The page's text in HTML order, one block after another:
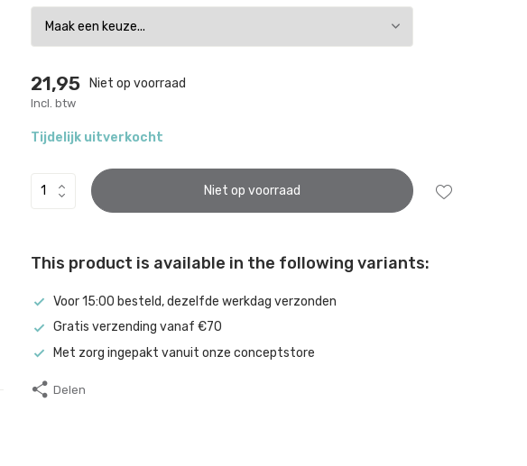
21,95 Niet op voorraad
Incl. btw
Tijdelijk uitverkocht
Niet op voorraad
This product is available in the following variants:
Voor 15:00 besteld, dezelfde werkdag verzonden
Gratis verzending vanaf €70
Met zorg ingepakt vanuit onze conceptstore
Delen